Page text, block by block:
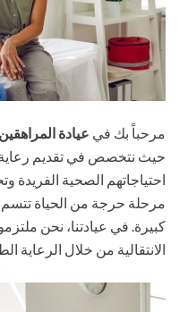
مرحباً بك في عيادة
حيث نتخصص في تقديم رعاية
احتياجاتهم الصحية الفريدة
مرحلة حرجة من الحياة
كبيرة. في عيادتنا، نحن
الانتقالية من خلال الرعاية